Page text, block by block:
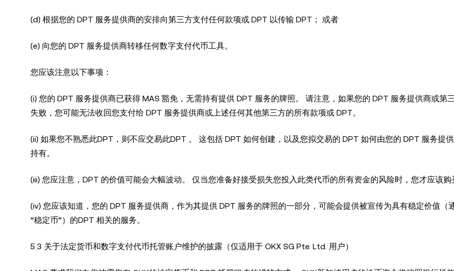
(d) 根据您的 DPT 服务提供商的安排向第三方支付任何款项或 DPT 以传输 DPT； 或者
(e) 向您的 DPT 服务提供商转移任何数字支付代币工具。
您应该注意以下事项：
(i) 您的 DPT 服务提供商已获得 MAS 豁免，无需持有提供 DPT 服务的牌照。 请注意，如果您的 DPT 服务提供商或第
失败，您可能无法收回您支付给 DPT 服务提供商或上述任何其他第三方的所有款项或 DPT。
(ii) 如果您不熟悉此DPT，则不应交易此DPT 。 这包括 DPT 如何创建，以及您拟交易的 DPT 如何由您的 DPT 服务提
持有。
(iii) 您应注意，DPT 的价值可能会大幅波动。 仅当您准备好接受损失您投入此类代币的所有资金的风险时，您才应该购
(iv) 您应该知道，您的 DPT 服务提供商，作为其提供 DPT 服务的牌照的一部分，可能会提供被宣传为具有稳定价值（
“稳定币”）的DPT 相关的服务。
5.3 关于法定货币和数字支付代币托管账户维护的披露（仅适用于 OKX SG Pte. Ltd. 用户）